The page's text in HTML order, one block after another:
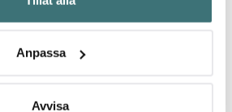
genom att aktivt skanna den för
dina personliga uppgifter
tillbaka ditt samtycke när som
Anpassa
Avvisa
av våra kunder